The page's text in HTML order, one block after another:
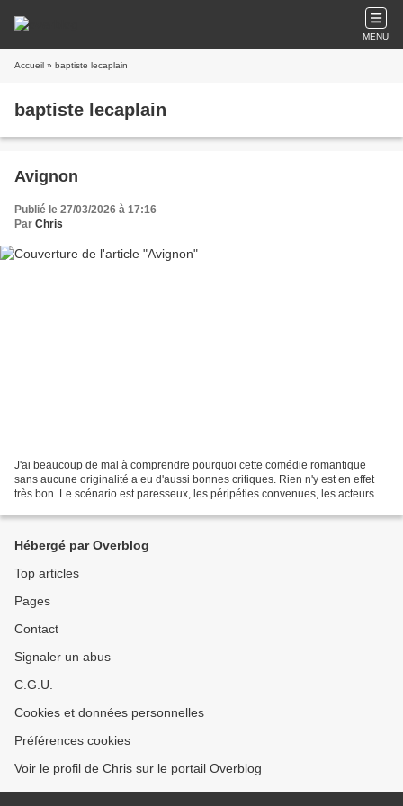
MENU
Accueil » baptiste lecaplain
baptiste lecaplain
Avignon
Publié le 27/03/2026 à 17:16
Par Chris
J'ai beaucoup de mal à comprendre pourquoi cette comédie romantique
sans aucune originalité a eu d'aussi bonnes critiques. Rien n'y est en effet
très bon. Le scénario est paresseux, les péripéties convenues, les acteurs
Hébergé par Overblog
Top articles
Pages
Contact
Signaler un abus
C.G.U.
Cookies et données personnelles
Préférences cookies
Voir le profil de Chris sur le portail Overblog